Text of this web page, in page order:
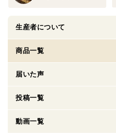
生産者について
商品一覧
届いた声
投稿一覧
動画一覧